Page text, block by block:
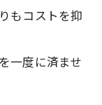
もコストを抑
一度に済ませ